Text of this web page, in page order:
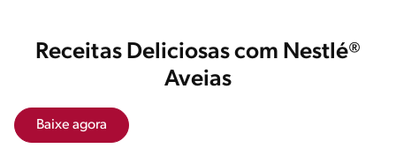
Receitas Deliciosas com Nestlé®
Aveias
Baixe agora